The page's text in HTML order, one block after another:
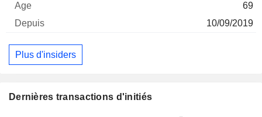
69
10/09/2019
Plus d'insiders
Dernières transactions d'initiés